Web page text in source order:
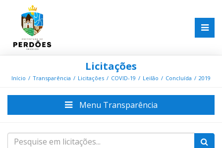
Licitações
Início Transparência Licitações COVID-19 Leilão Concluída 2019
Menu Transparência